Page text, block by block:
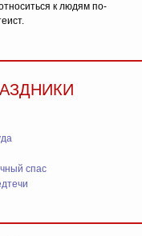
к людям по-
спас